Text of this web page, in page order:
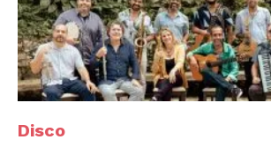
Disco